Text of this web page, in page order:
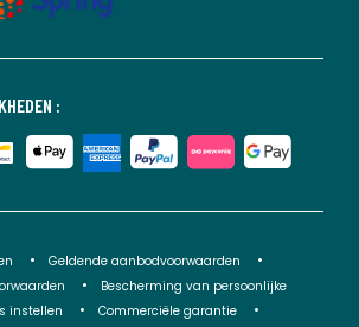
:
Geldende aanbodvoorwaarden
Bescherming van persoonlijke
instellen
Commerciële garantie